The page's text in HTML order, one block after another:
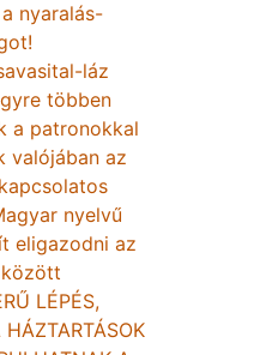
nyaralás-
láz
többen
a patronokkal
valójában az
nyelvű
eligazodni az
LÉPÉS,